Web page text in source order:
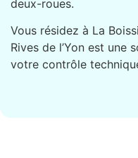
deux-roues.
Vous résidez à La
Rives de l’Yon est une
votre contrôle